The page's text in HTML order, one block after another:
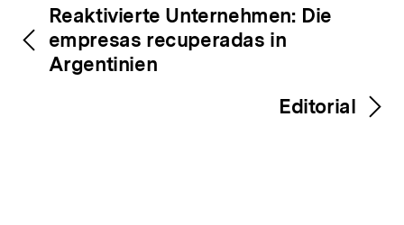
Inhaltsnavigation
Inhaltsnavigation
Reaktivierte Unternehmen: Die
empresas recuperadas in
Argentinien
Editorial